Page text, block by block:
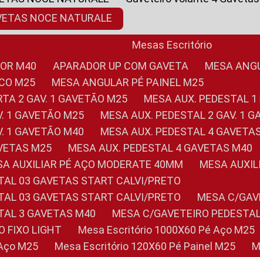
NOCE NATURALE
Mesas Escritório
M40 APARADOR UP COM GAVETA
MESA
M25
MESA ANGULAR PÉ PAINEL M25
2 GAV. 1 GAVETÃO M25
MESA AUX. PEDESTAL
1 GAVETÃO M25
MESA AUX. PEDESTAL 2 GAV. 1
1 GAVETÃO M40
MESA AUX. PEDESTAL 4
M25
MESA AUX. PEDESTAL 4 GAVETAS M40
AUXILIAR PÉ AÇO MODERATE 40MM
MESA
03 GAVETAS START CALVI/PRETO
03 GAVETAS START CALVI/PRETO
MESA C/
3 GAVETAS M40
MESA C/GAVETEIRO
FIXO LIGHT
Mesa Escritório 1000X60 Pé Aço M25
M25
Mesa Escritório 120X60 Pé Painel M25